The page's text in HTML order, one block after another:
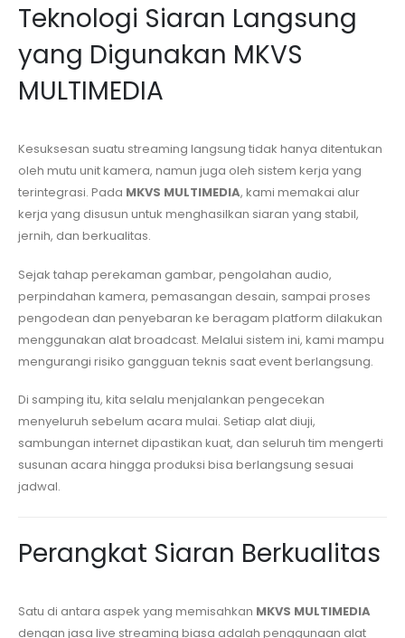
Teknologi Siaran Langsung
yang Digunakan MKVS
MULTIMEDIA
Kesuksesan suatu streaming langsung tidak hanya ditentukan
oleh mutu unit kamera, namun juga oleh sistem kerja yang
terintegrasi. Pada MKVS MULTIMEDIA, kami memakai alur
kerja yang disusun untuk menghasilkan siaran yang stabil,
jernih, dan berkualitas.
Sejak tahap perekaman gambar, pengolahan audio,
perpindahan kamera, pemasangan desain, sampai proses
pengodean dan penyebaran ke beragam platform dilakukan
menggunakan alat broadcast. Melalui sistem ini, kami mampu
mengurangi risiko gangguan teknis saat event berlangsung.
Di samping itu, kita selalu menjalankan pengecekan
menyeluruh sebelum acara mulai. Setiap alat diuji,
sambungan internet dipastikan kuat, dan seluruh tim mengerti
susunan acara hingga produksi bisa berlangsung sesuai
jadwal.
Perangkat Siaran Berkualitas
Satu di antara aspek yang memisahkan MKVS MULTIMEDIA
dengan jasa live streaming biasa adalah penggunaan alat